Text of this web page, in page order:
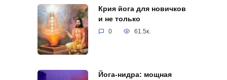
Крия йога для новичков
и не только
0 61.5к.
Йога-нидра: мощная